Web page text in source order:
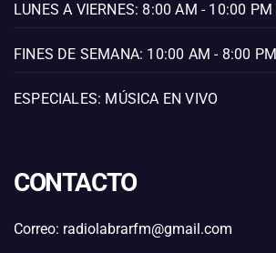
LUNES A VIERNES: 8:00 AM - 10:00 PM
FINES DE SEMANA: 10:00 AM - 8:00 PM
ESPECIALES: MÚSICA EN VIVO
CONTACTO
Correo: radiolabrarfm@gmail.com